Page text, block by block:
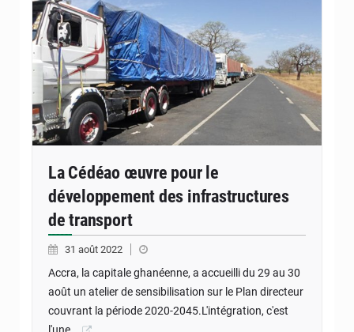
La Cédéao œuvre pour le
développement des infrastructures
de transport
31 août 2022
Accra, la capitale ghanéenne, a accueilli du 29 au 30
août un atelier de sensibilisation sur le Plan directeur
couvrant la période 2020-2045.L'intégration, c'est